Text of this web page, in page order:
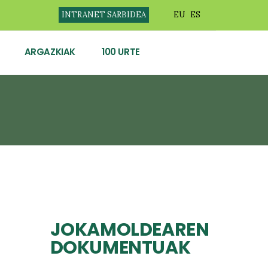
INTRANET SARBIDEA EU ES
ARGAZKIAK 100 URTE
JOKAMOLDEAREN
DOKUMENTUAK